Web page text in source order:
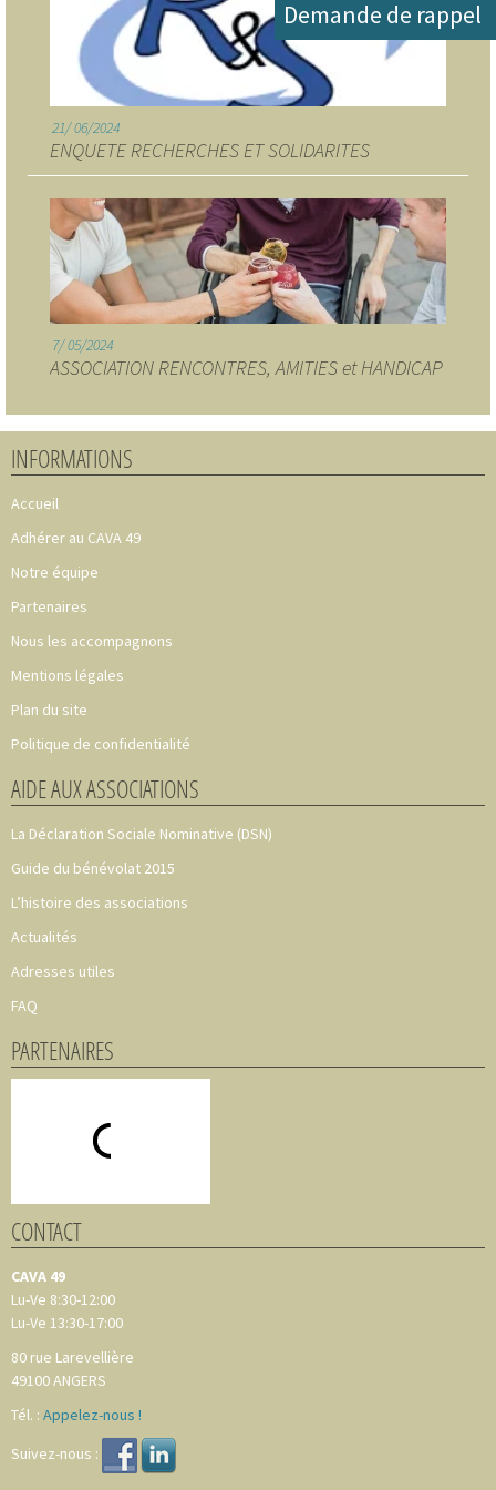
21 06/2024
ENQUETE RECHERCHES ET SOLIDARITES
7 05/2024
ASSOCIATION RENCONTRES, AMITIES et HANDICAP
INFORMATIONS
Accueil
Adhérer au CAVA 49
Notre équipe
Partenaires
Nous les accompagnons
Mentions légales
Plan du site
Politique de confidentialité
AIDE AUX ASSOCIATIONS
La Déclaration Sociale Nominative (DSN)
Guide du bénévolat 2015
L’histoire des associations
Actualités
Adresses utiles
FAQ
PARTENAIRES
CONTACT
CAVA 49
Lu-Ve 8:30-12:00
Lu-Ve 13:30-17:00
80 rue Larevellière
49100ANGERS
Tél. : Appelez-nous !
Suivez-nous :
Demande de rappel